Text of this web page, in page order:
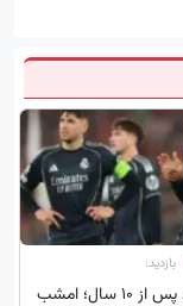
بازدید:
رئال مادرید پس از ۱۰ سال؛ امشب